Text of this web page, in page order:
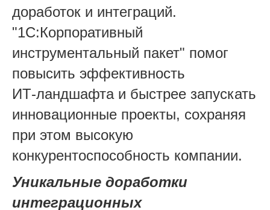
доработок и интеграций.
"1С:Корпоративный
инструментальный пакет" помог
повысить эффективность
ИТ‑ландшафта и быстрее запускать
инновационные проекты, сохраняя
при этом высокую
конкурентоспособность компании.
Уникальные доработки
интеграционных